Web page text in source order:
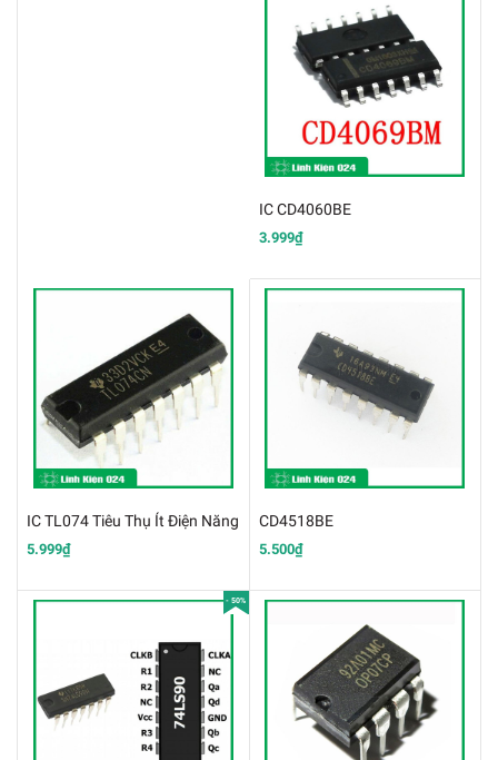
IC CD4060BE
3.999₫
IC TL074 Tiêu Thụ Ít Điện Năng
5.999₫
CD4518BE
5.500₫
- 50%